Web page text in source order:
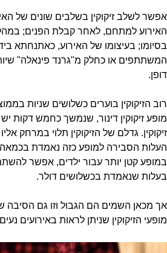
אפשר לשלב זיקוקין בשלבים שונים של
האירוע למתחם, לאחר קבלת הפנים;
בסיומו; בעיצומו של האירוע, כאתנחתא
המשתתפים או כחלק מ"גרנד פינאלה"
דופן.
רוב הזיקוקין בוערים כשלושים שניות
מופע זיקוקין דינור, שנמשך כחמש
זיקוקין. גדלם של הזיקוקין תלוי במרחק
העלות הסבירה למופע כזה נאמדת בכמאה
במופע קטן יותר עבור ילדים, אפשר
בעלות שנאמדת בכשלושים דולר.
אך מכאן השמים הם הגבול וזו גם הסיבה
מופעי הזיקוקין שניתן לראות באירועים נעים בין 400 ל-1,200